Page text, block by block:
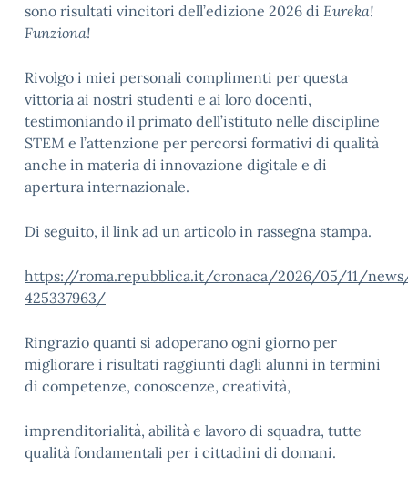
sono risultati vincitori dell’edizione 2026 di Eureka!
Funziona!
Rivolgo i miei personali complimenti per questa
vittoria ai nostri studenti e ai loro docenti,
testimoniando il primato dell’istituto nelle discipline
STEM e l’attenzione per percorsi formativi di qualità
anche in materia di innovazione digitale e di
apertura internazionale.
Di seguito, il link ad un articolo in rassegna stampa.
https://roma.repubblica.it/cronaca/2026/05/11/
425337963/
Ringrazio quanti si adoperano ogni giorno per
migliorare i risultati raggiunti dagli alunni in termini
di competenze, conoscenze, creatività,
imprenditorialità, abilità e lavoro di squadra, tutte
qualità fondamentali per i cittadini di domani.